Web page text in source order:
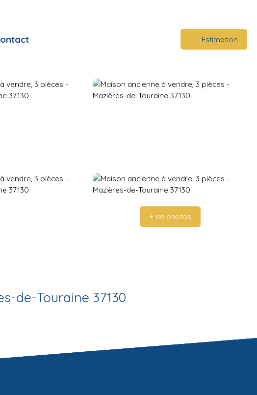
Estimation
+ de photos
de-Touraine 37130